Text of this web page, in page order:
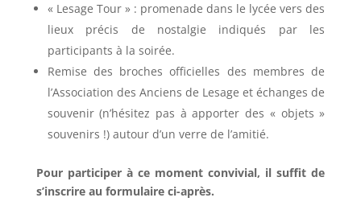
« Lesage Tour » : promenade dans le lycée vers des
lieux précis de nostalgie indiqués par les
participants à la soirée.
Remise des broches officielles des membres de
l’Association des Anciens de Lesage et échanges de
souvenir (n’hésitez pas à apporter des « objets »
souvenirs !) autour d’un verre de l’amitié.
Pour participer à ce moment convivial, il suffit de
s’inscrire au formulaire ci-après.